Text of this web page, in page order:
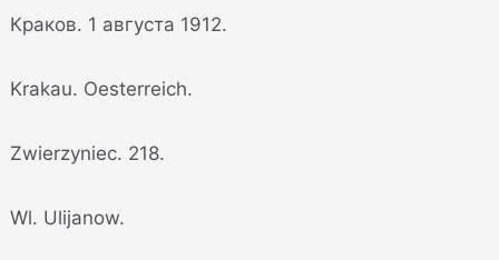
Краков. 1 августа 1912.
Krakau. Oesterreich.
Zwierzyniec. 218.
Wl. Ulijanow.